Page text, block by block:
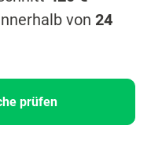
von 24
prüfen